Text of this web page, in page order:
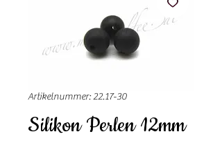
Artikelnummer: 22.17-30
Silikon Perlen 12mm